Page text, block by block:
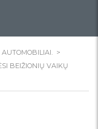
>
BEIŽIONIŲ VAIKŲ